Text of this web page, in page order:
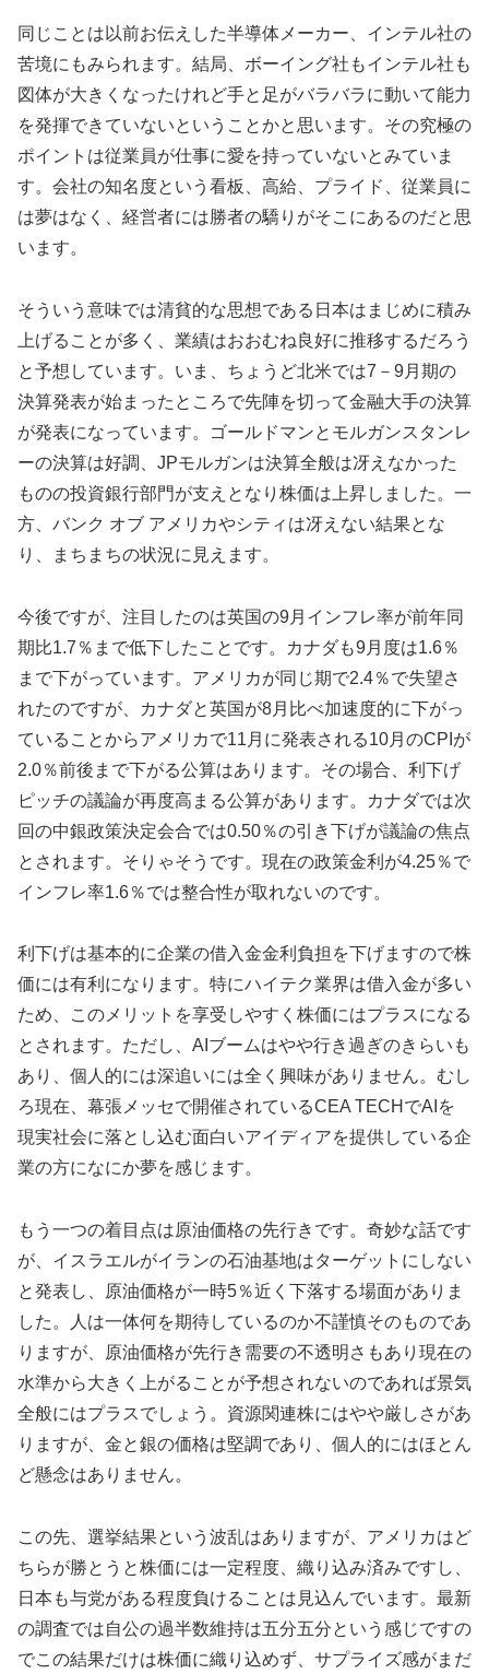
同じことは以前お伝えした半導体メーカー、インテル社の
苦境にもみられます。結局、ボーイング社もインテル社も
図体が大きくなったけれど手と足がバラバラに動いて能力
を発揮できていないということかと思います。その究極の
ポイントは従業員が仕事に愛を持っていないとみていま
す。会社の知名度という看板、高給、プライド、従業員に
は夢はなく、経営者には勝者の驕りがそこにあるのだと思
います。
そういう意味では清貧的な思想である日本はまじめに積み
上げることが多く、業績はおおむね良好に推移するだろう
と予想しています。いま、ちょうど北米では7－9月期の
決算発表が始まったところで先陣を切って金融大手の決算
が発表になっています。ゴールドマンとモルガンスタンレ
ーの決算は好調、JPモルガンは決算全般は冴えなかった
ものの投資銀行部門が支えとなり株価は上昇しました。一
方、バンク オブ アメリカやシティは冴えない結果とな
り、まちまちの状況に見えます。
今後ですが、注目したのは英国の9月インフレ率が前年同
期比1.7％まで低下したことです。カナダも9月度は1.6％
まで下がっています。アメリカが同じ期で2.4％で失望さ
れたのですが、カナダと英国が8月比べ加速度的に下がっ
ていることからアメリカで11月に発表される10月のCPIが
2.0％前後まで下がる公算はあります。その場合、利下げ
ピッチの議論が再度高まる公算があります。カナダでは次
回の中銀政策決定会合では0.50％の引き下げが議論の焦点
とされます。そりゃそうです。現在の政策金利が4.25％で
インフレ率1.6％では整合性が取れないのです。
利下げは基本的に企業の借入金金利負担を下げますので株
価には有利になります。特にハイテク業界は借入金が多い
ため、このメリットを享受しやすく株価にはプラスになる
とされます。ただし、AIブームはやや行き過ぎのきらいも
あり、個人的には深追いには全く興味がありません。むし
ろ現在、幕張メッセで開催されているCEA TECHでAIを
現実社会に落とし込む面白いアイディアを提供している企
業の方になにか夢を感じます。
もう一つの着目点は原油価格の先行きです。奇妙な話です
が、イスラエルがイランの石油基地はターゲットにしない
と発表し、原油価格が一時5％近く下落する場面がありま
した。人は一体何を期待しているのか不謹慎そのものであ
りますが、原油価格が先行き需要の不透明さもあり現在の
水準から大きく上がることが予想されないのであれば景気
全般にはプラスでしょう。資源関連株にはやや厳しさがあ
りますが、金と銀の価格は堅調であり、個人的にはほとん
ど懸念はありません。
この先、選挙結果という波乱はありますが、アメリカはど
ちらが勝とうと株価には一定程度、織り込み済みですし、
日本も与党がある程度負けることは見込んでいます。最新
の調査では自公の過半数維持は五分五分という感じですの
でこの結果だけは株価に織り込めず、サプライズ感がまだ